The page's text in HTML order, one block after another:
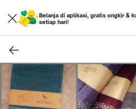
Belanja di aplikasi, gratis ongkir &
setiap hari!